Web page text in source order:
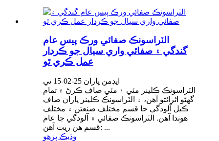
الٽراسونڪ صفائي ورڪ پيس عام
گندگي ۽ صفائي واري سيال جو ڪردار
عمل ڪري ٿو
ايڊمن پاران 25-02-15 تي
الٽراسونڪ ڪلينر مٽي ۽ مٽي صاف ڪرڻ ۾ تمام
گهڻو اثرائتو آهن، ۽ الٽراسونڪ ڪلينر پاران صاف
ڪيل آلودگي جا قسم مختلف صنعتن ۾ مختلف
هوندا آهن. الٽراسونڪ صفائي ۾ آلودگي جا عام
قسم هن ريت آهن: ...
وڌيڪ پڙهو